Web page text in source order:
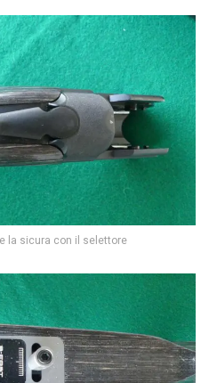
la sicura con il selettore